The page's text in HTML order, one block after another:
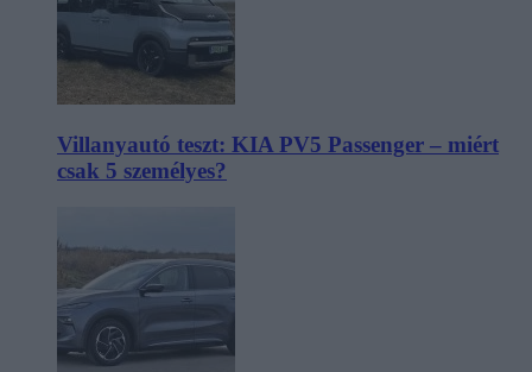
Villanyautó teszt: KIA PV5 Passenger – miért
csak 5 személyes?